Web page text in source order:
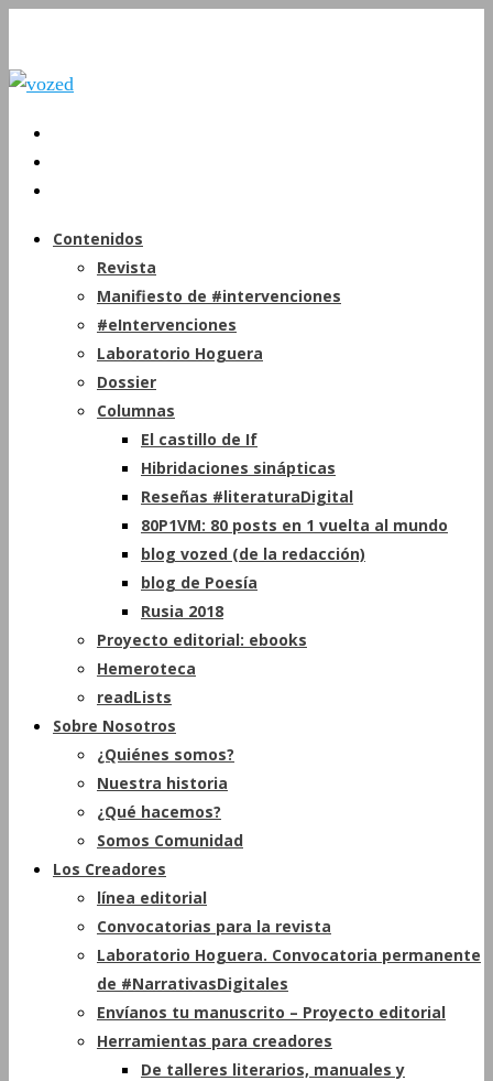
Contenidos
Revista
Manifiesto de #intervenciones
#eIntervenciones
Laboratorio Hoguera
Dossier
Columnas
El castillo de If
Hibridaciones sinápticas
Reseñas #literaturaDigital
80P1VM: 80 posts en 1 vuelta al mundo
blog vozed (de la redacción)
blog de Poesía
Rusia 2018
Proyecto editorial: ebooks
Hemeroteca
readLists
Sobre Nosotros
¿Quiénes somos?
Nuestra historia
¿Qué hacemos?
Somos Comunidad
Los Creadores
línea editorial
Convocatorias para la revista
Laboratorio Hoguera. Convocatoria permanente
de #NarrativasDigitales
Envíanos tu manuscrito – Proyecto editorial
Herramientas para creadores
De talleres literarios, manuales y